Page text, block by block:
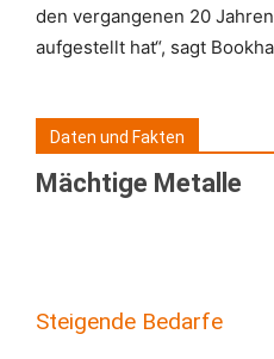
den vergangenen 20
aufgestellt hat“, sagt
Daten und Fakten
Mächtige Metalle
Steigende Bedarfe